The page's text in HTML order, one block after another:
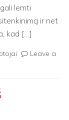
lemti
ir net
kad […]
Leave a